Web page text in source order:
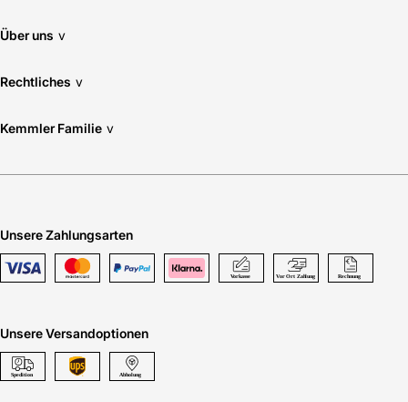
Über uns v
Rechtliches v
Kemmler Familie v
Unsere Zahlungsarten
Unsere Versandoptionen